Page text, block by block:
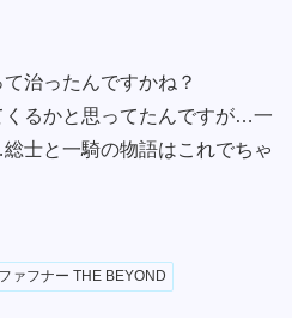
治ったんですかね？
くるかと思ってたんですが…一
士と一騎の物語はこれでちゃ
ァフナー THE BEYOND